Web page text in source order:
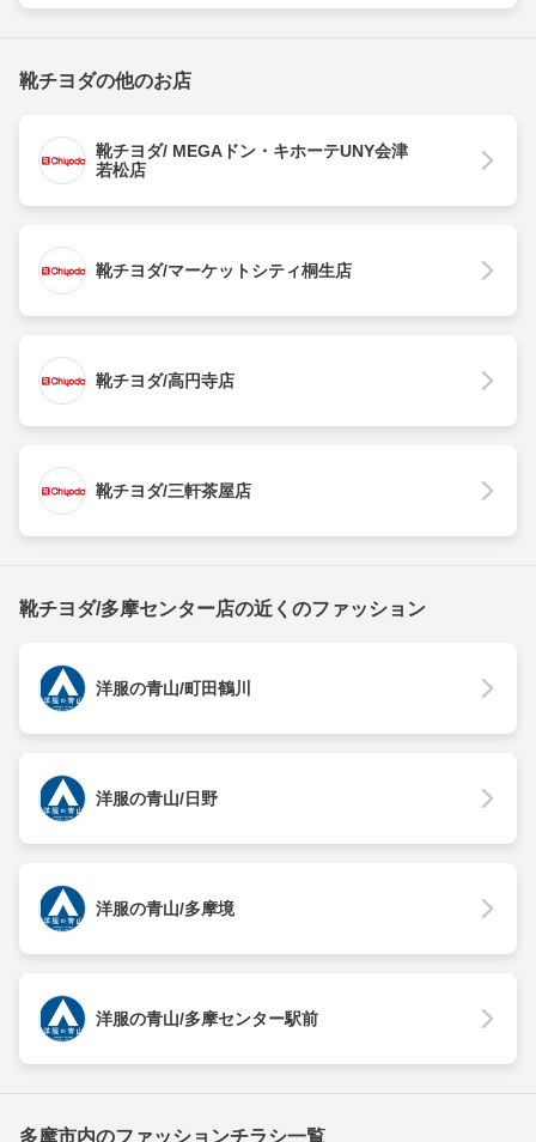
靴チヨダの他のお店
靴チヨダ/ MEGAドン・キホーテUNY会津
若松店
靴チヨダ/マーケットシティ桐生店
靴チヨダ/高円寺店
靴チヨダ/三軒茶屋店
靴チヨダ/多摩センター店の近くのファッション
洋服の青山/町田鶴川
洋服の青山/日野
洋服の青山/多摩境
洋服の青山/多摩センター駅前
多摩市内のファッションチラシ一覧